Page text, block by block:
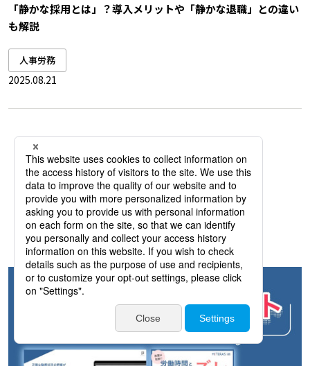
「静かな採用とは」？導入メリットや「静かな退職」との違い
も解説
人事労務
2025.08.21
一覧をみる